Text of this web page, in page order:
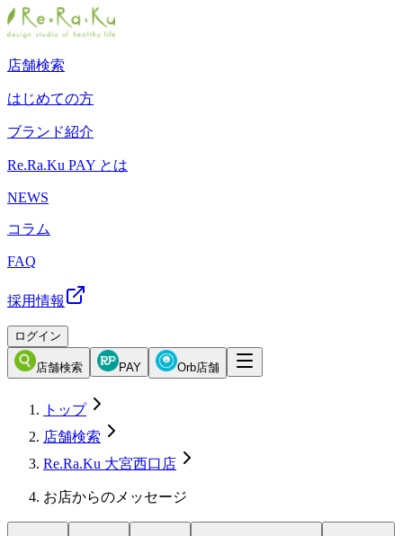
店舗検索
はじめての方
ブランド紹介
Re.Ra.Ku PAY とは
NEWS
コラム
FAQ
採用情報
ログイン
店舗検索 PAY Orb店舗
トップ
店舗検索
Re.Ra.Ku 大宮西口店
お店からのメッセージ